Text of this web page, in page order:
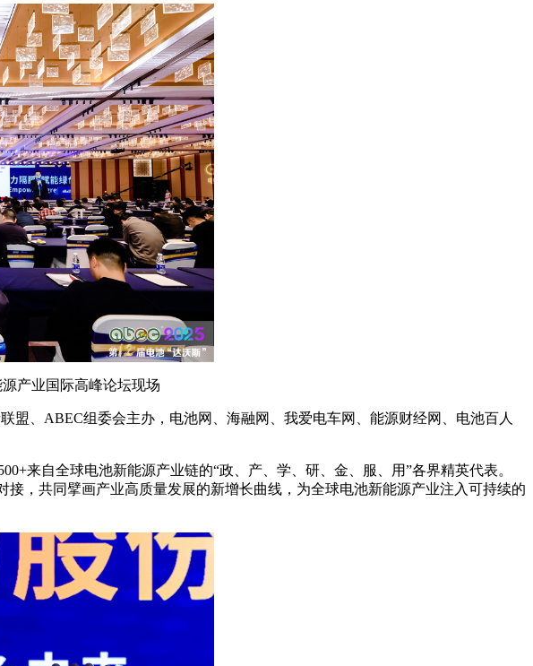
产业国际高峰论坛现场
盟、ABEC组委会主办，电池网、海融网、我爱电车网、能源财经网、电池百人
来自全球电池新能源产业链的“政、产、学、研、金、服、用”各界精英代表。
，共同擘画产业高质量发展的新增长曲线，为全球电池新能源产业注入可持续的